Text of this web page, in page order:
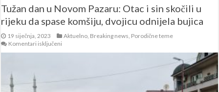
Tužan dan u Novom Pazaru: Otac i sin skočili u
rijeku da spase komšiju, dvojicu odnijela bujica
19 siječnja, 2023 Aktuelno Breaking news Porodične teme
Komentari isključeni
Pazaru: